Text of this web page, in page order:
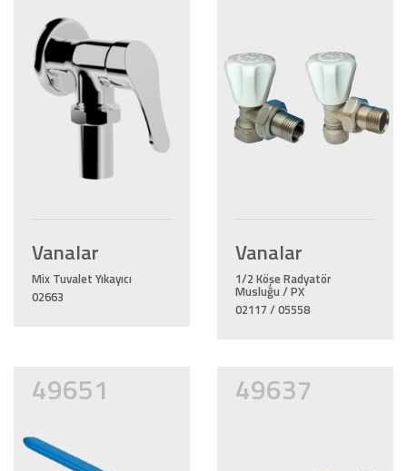
Vanalar
Mix Tuvalet Yıkayıcı
02663
Vanalar
1/2 Köşe Radyatör
Musluğu / PX
02117 / 05558
49651 49637